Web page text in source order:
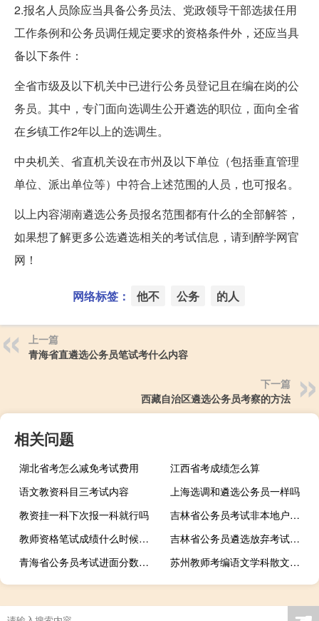
2.报名人员除应当具备公务员法、党政领导干部选拔任用
工作条例和公务员调任规定要求的资格条件外，还应当具
备以下条件：
全省市级及以下机关中已进行公务员登记且在编在岗的公
务员。其中，专门面向选调生公开遴选的职位，面向全省
在乡镇工作2年以上的选调生。
中央机关、省直机关设在市州及以下单位（包括垂直管理
单位、派出单位等）中符合上述范围的人员，也可报名。
以上内容湖南遴选公务员报名范围都有什么的全部解答，
如果想了解更多公选遴选相关的考试信息，请到醉学网官
网！
网络标签： 他不 公务 的人
上一篇
青海省直遴选公务员笔试考什么内容
下一篇
西藏自治区遴选公务员考察的方法
相关问题
湖北省考怎么减免考试费用
江西省考成绩怎么算
语文教资科目三考试内容
上海选调和遴选公务员一样吗
教资挂一科下次报一科就行吗
吉林省公务员考试非本地户籍可以报名吗
教师资格笔试成绩什么时候可以查询到
吉林省公务员遴选放弃考试有什么后果吗
青海省公务员考试进面分数线是多少
苏州教师考编语文学科散文如何阅读